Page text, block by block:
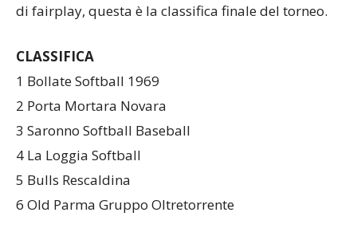
di fairplay, questa è la classifica finale del torneo.
CLASSIFICA
1 Bollate Softball 1969
2 Porta Mortara Novara
3 Saronno Softball Baseball
4 La Loggia Softball
5 Bulls Rescaldina
6 Old Parma Gruppo Oltretorrente